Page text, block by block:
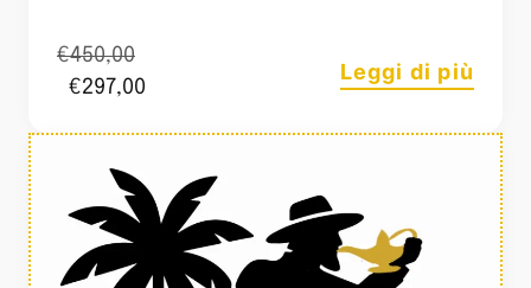
€450,00
€297,00
Leggi di più